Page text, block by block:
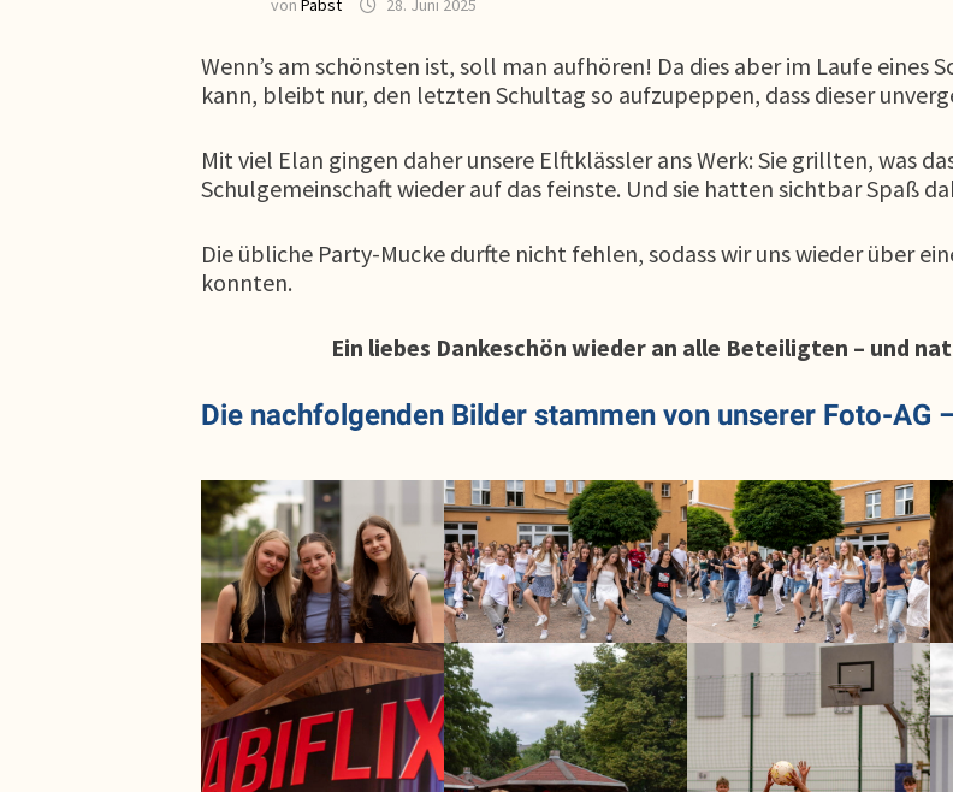
Wenn’s am schönsten ist, soll man aufhören! Da dies aber im Laufe
kann, bleibt nur, den letzten Schultag so aufzupeppen, dass dieser
Mit viel Elan gingen daher unsere Elftklässler ans Werk: Sie grillten, was
Schulgemeinschaft wieder auf das feinste. Und sie hatten sichtbar Spaß
Die übliche Party-Mucke durfte nicht fehlen, sodass wir uns wieder über
konnten.
Ein liebes Dankeschön wieder an alle Beteiligten – und
Die nachfolgenden Bilder stammen von unserer Foto-AG